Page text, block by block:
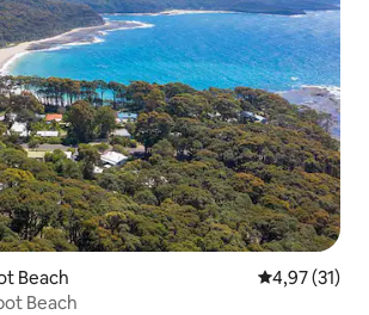
Beach Note
4,97 (31)
Beach